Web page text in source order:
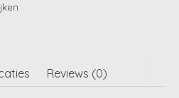
Reviews (0)